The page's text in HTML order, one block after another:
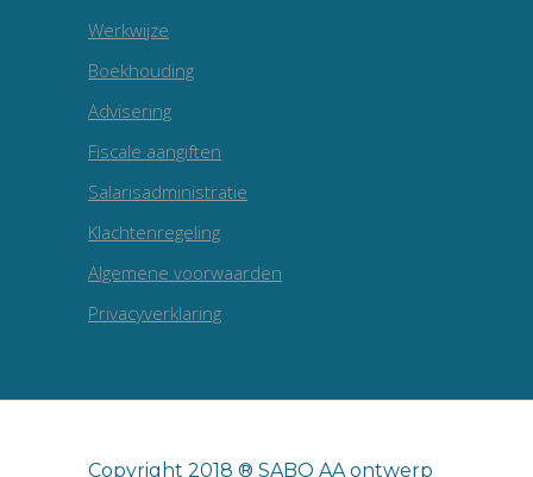
Werkwijze
Boekhouding
Advisering
Fiscale aangiften
Salarisadministratie
Klachtenregeling
Algemene voorwaarden
Privacyverklaring
Copyright 2018 ® SABO AA ontwerp